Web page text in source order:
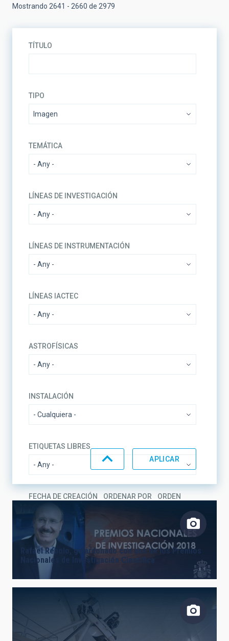
Mostrando 2641 - 2660 de 2979
TÍTULO
TIPO
TEMÁTICA
LÍNEAS DE INVESTIGACIÓN
LÍNEAS DE INSTRUMENTACIÓN
LÍNEAS IACTEC
ASTROFÍSICAS
INSTALACIÓN
ETIQUETAS LIBRES
FECHA DE CREACIÓN ORDENAR POR ORDEN
Rafael Rebolo, galardonado con uno de los Premios
Nacionales de Investigación Científica